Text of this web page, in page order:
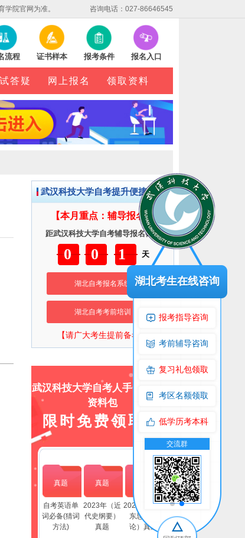
院官网为准。 咨询电话：027-86646545
流程 证书样本 报考条件 报名入口
答疑 网上报名 领取资料
武汉科技大学自考提升便捷服务
【本月重点：辅导报名】
距武汉科技大学自考辅导报名截止
001天
湖北自考报名系统
湖北自考考前培训
【请广大考生提前备考】
武汉科技大学自考人手一份上岸
资料包
限时免费领取！
真题
自考英语单
词必备(猜词
方法)
真题
2023年（近
代史纲要）
真题
2023年(毛泽
东思想概
论）真题
湖北考生在线咨询
报考指导咨询
考前辅导咨询
复习礼包领取
考区名额领取
低学历考本科
交流群 交流群